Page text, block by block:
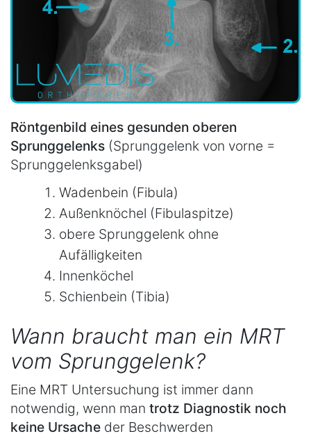
Röntgenbild eines gesunden oberen
Sprunggelenks (Sprunggelenk von vorne =
Sprunggelenksgabel)
Wadenbein (Fibula)
Außenknöchel (Fibulaspitze)
obere Sprunggelenk ohne
Aufälligkeiten
Innenköchel
Schienbein (Tibia)
Wann braucht man ein MRT
vom Sprunggelenk?
Eine MRT Untersuchung ist immer dann
notwendig, wenn man trotz Diagnostik noch
keine Ursache der Beschwerden